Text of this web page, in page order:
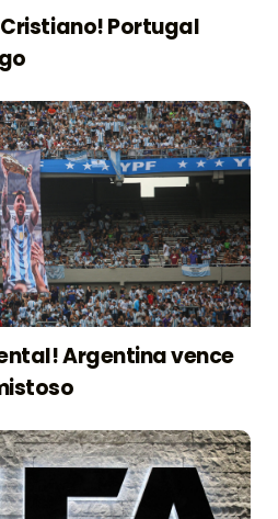
Portugal
Argentina vence